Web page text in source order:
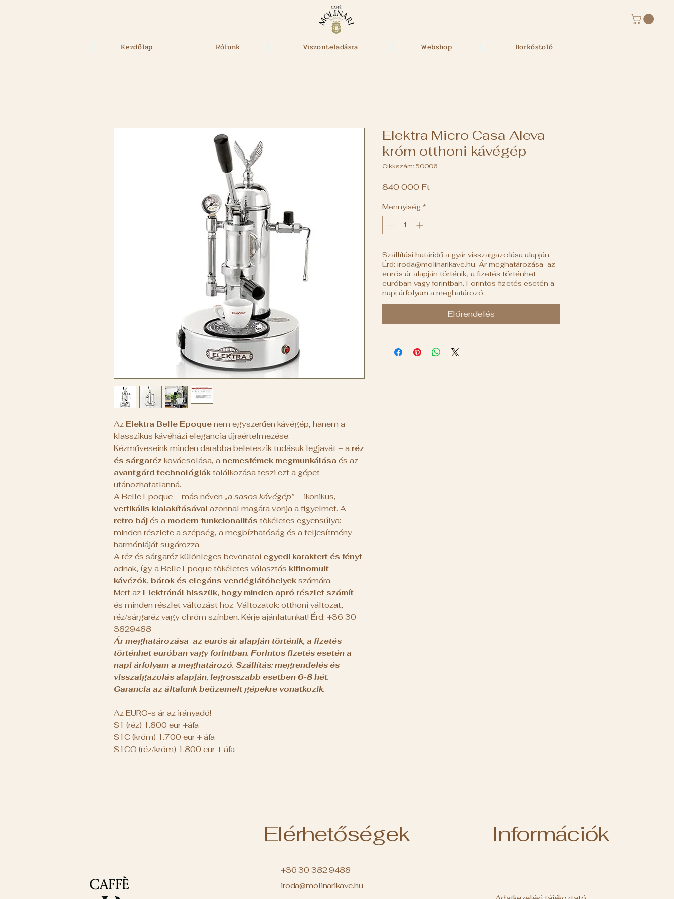
Kezdőlap Rólunk Viszonteladásra Webshop Borkóstoló
Az Elektra Belle Epoque nem egyszerűen kávégép, hanem a
klasszikus kávéházi elegancia újraértelmezése.
Kézműveseink minden darabba beleteszik tudásuk legjavát – a réz
és sárgaréz kovácsolása, a nemesfémek megmunkálása és az
avantgárd technológiák találkozása teszi ezt a gépet
utánozhatatlanná.
A Belle Epoque – más néven „a sasos kávégép” – ikonikus,
vertikális kialakításával azonnal magára vonja a figyelmet. A
retro báj és a modern funkcionalitás tökéletes egyensúlya:
minden részlete a szépség, a megbízhatóság és a teljesítmény
harmóniáját sugározza.
A réz és sárgaréz különleges bevonatai egyedi karaktert és fényt
adnak, így a Belle Epoque tökéletes választás kifinomult
kávézók, bárok és elegáns vendéglátóhelyek számára.
Mert az Elektránál hisszük, hogy minden apró részlet számít –
és minden részlet változást hoz. Változatok: otthoni változat,
réz/sárgaréz vagy chróm színben. Kérje ajánlatunkat! Érd: +36 30
3829488
Ár meghatározása az eurós ár alapján történik, a fizetés
történhet euróban vagy forintban. Forintos fizetés esetén a
napi árfolyam a meghatározó. Szállítás: megrendelés és
visszaigazolás alapján, legrosszabb esetben 6-8 hét.
Garancia az általunk beüzemelt gépekre vonatkozik.
Az EURO-s ár az irányadó!
S1 (réz) 1.800 eur +áfa
S1C (króm) 1.700 eur + áfa
S1CO (réz/króm) 1.800 eur + áfa
Elektra Micro Casa Aleva
króm otthoni kávégép
Cikkszám: 50006
840 000 FtÁr
Mennyiség *
Szállítási határidő a gyár visszaigazolása alapján.
Érd: iroda@molinarikave.hu. Ár meghatározása az
eurós ár alapján történik, a fizetés történhet
euróban vagy forintban. Forintos fizetés esetén a
napi árfolyam a meghatározó.
Előrendelés
Elérhetőségek
+36 30 382 9488
iroda@molinarikave.hu
Információk